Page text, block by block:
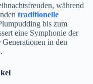
während
traditionelle
bis zum
eine Symphonie der
in den